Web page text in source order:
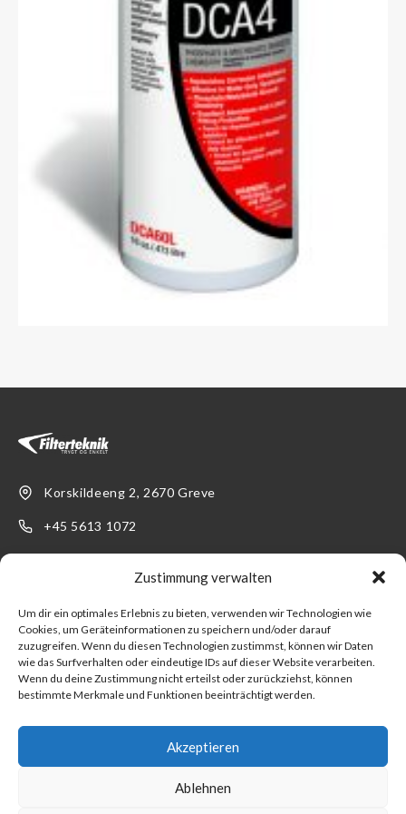
Zustimmung verwalten
Um dir ein optimales Erlebnis zu bieten, verwenden wir Technologien wie
Cookies, um Geräteinformationen zu speichern und/oder darauf
zuzugreifen. Wenn du diesen Technologien zustimmst, können wir Daten
wie das Surfverhalten oder eindeutige IDs auf dieser Website verarbeiten.
Wenn du deine Zustimmung nicht erteilst oder zurückziehst, können
bestimmte Merkmale und Funktionen beeinträchtigt werden.
Akzeptieren
Ablehnen
Korskildeeng 2, 2670 Greve
+45 5613 1072
LINKS
Produkter
Branchen
SUPPORT
Kontakt
Werden Sie Kunde!
Lieferbedingungen